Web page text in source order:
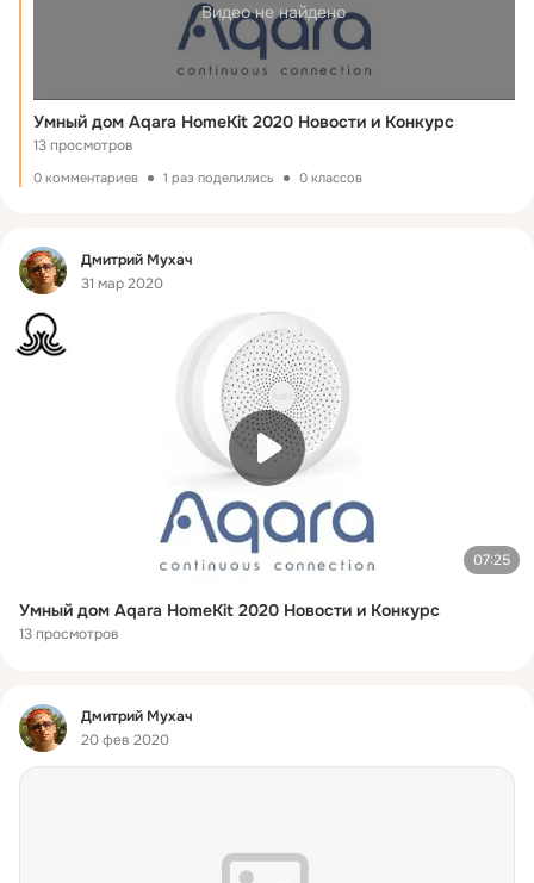
Видео не найдено
Умный дом Aqara HomeKit 2020 Новости и Конкурс
13 просмотров
0 комментариев 1 раз поделились 0 классов
Фид
Дмитрий Мухач
31 мар 2020
07:25
Умный дом Aqara HomeKit 2020 Новости и Конкурс
13 просмотров
Фид
Дмитрий Мухач
20 фев 2020